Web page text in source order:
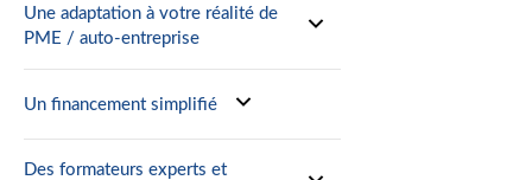
Une adaptation à votre réalité de
PME / auto-entreprise
Un financement simplifié
Des formateurs experts et